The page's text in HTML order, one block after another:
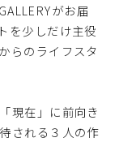
がお届
を少しだけ主役
らのライフスタ
現在」に前向き
される３人の作